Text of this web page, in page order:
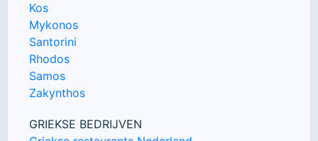
Kos
Mykonos
Santorini
Rhodos
Samos
Zakynthos
GRIEKSE BEDRIJVEN